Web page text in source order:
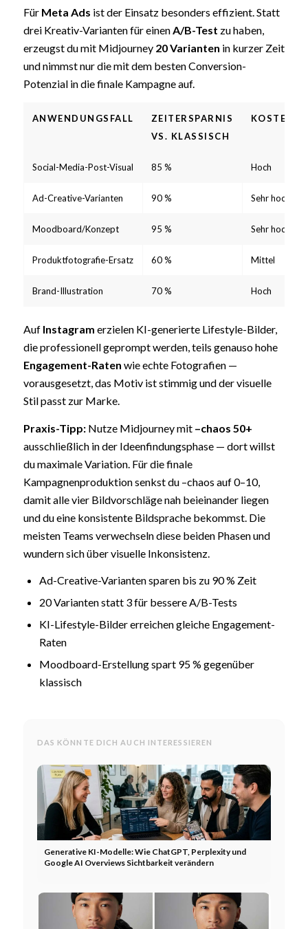
Für Meta Ads ist der Einsatz besonders effizient. Statt
drei Kreativ-Varianten für einenA/B-Test zu haben,
erzeugst du mit Midjourney 20 Varianten in kurzer Zeit
und nimmst nur die mit dem besten Conversion-
Potenzial in die finale Kampagne auf.
ANWENDUNGSFALL
ZEITERSPARNIS
VS. KLASSISCH
Social-Media-Post-Visual 85 % Hoch
Ad-Creative-Varianten 90 % Sehr hoch
Moodboard/Konzept 95 % Sehr hoch
Produktfotografie-Ersatz 60 % Mittel
Brand-Illustration 70 % Hoch
Auf Instagram erzielen KI-generierte Lifestyle-Bilder,
die professionell geprompt werden, teils genauso hohe
Engagement-Raten wie echte Fotografien —
vorausgesetzt, das Motiv ist stimmig und der visuelle
Stil passt zur Marke.
Praxis-Tipp:Nutze Midjourney mit –chaos 50+
ausschließlich in der Ideenfindungsphase — dort willst
du maximale Variation. Für die finale
Kampagnenproduktion senkst du –chaos auf 0–10,
damit alle vier Bildvorschläge nah beieinander liegen
und du eine konsistente Bildsprache bekommst. Die
meisten Teams verwechseln diese beiden Phasen und
wundern sich über visuelle Inkonsistenz.
Ad-Creative-Varianten sparen bis zu 90 % Zeit
20 Varianten statt 3 für bessere A/B-Tests
KI-Lifestyle-Bilder erreichen gleiche Engagement-
Raten
Moodboard-Erstellung spart 95 % gegenüber
klassisch
DAS KÖNNTE DICH AUCH INTERESSIEREN
Generative KI-Modelle: Wie ChatGPT, Perplexity und
Google AI Overviews Sichtbarkeit verändern